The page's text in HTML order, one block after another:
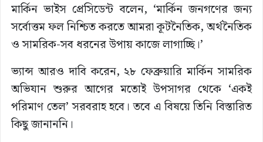
মার্কিন ভাইস প্রেসিডেন্ট বলেন, ‘মার্কিন জনগণের জন্য
সর্বোত্তম ফল নিশ্চিত করতে আমরা কূটনৈতিক, অর্থনৈতিক
ও সামরিক-সব ধরনের উপায় কাজে লাগাচ্ছি।’
ভ্যান্স আরও দাবি করেন, ২৮ ফেব্রুয়ারি মার্কিন সামরিক
অভিযান শুরুর আগের মতোই উপসাগর থেকে ‘একই
পরিমাণ তেল’ সরবরাহ হবে। তবে এ বিষয়ে তিনি বিস্তারিত
কিছু জানাননি।